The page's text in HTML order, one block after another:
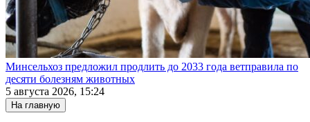
Минсельхоз предложил продлить до 2033 года ветправила по
десяти болезням животных
5 августа 2026, 15:24
На главную